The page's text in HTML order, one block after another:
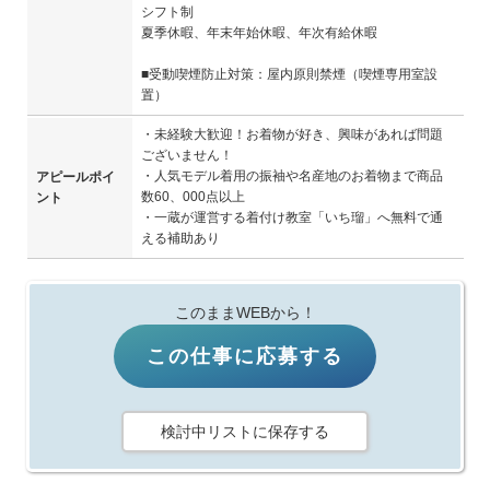
シフト制
夏季休暇、年末年始休暇、年次有給休暇
■受動喫煙防止対策：屋内原則禁煙（喫煙専用室設
置）
アピールポイ
ント
・未経験大歓迎！お着物が好き、興味があれば問題
ございません！
・人気モデル着用の振袖や名産地のお着物まで商品
数60、000点以上
・一蔵が運営する着付け教室「いち瑠」へ無料で通
える補助あり
このままWEBから！
この仕事に応募する
検討中リストに保存する